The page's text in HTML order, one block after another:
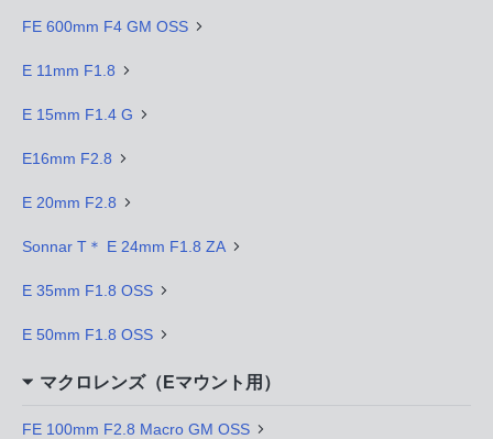
FE 600mm F4 GM OSS
E 11mm F1.8
E 15mm F1.4 G
E16mm F2.8
E 20mm F2.8
Sonnar T＊ E 24mm F1.8 ZA
E 35mm F1.8 OSS
E 50mm F1.8 OSS
マクロレンズ（Eマウント用）
FE 100mm F2.8 Macro GM OSS